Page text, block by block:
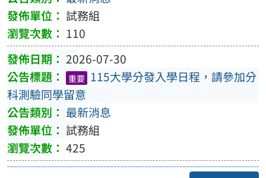
試務組
110
2026-07-30
重要 115大學分發入學日程，請參加分
科測驗同學留意
最新消息
試務組
425